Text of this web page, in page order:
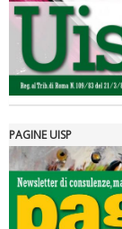
Tiziano Pesce a
PAGINE UISP